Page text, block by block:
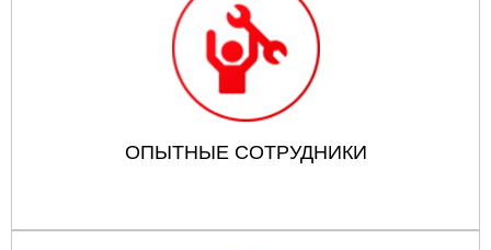
ОПЫТНЫЕ СОТРУДНИКИ